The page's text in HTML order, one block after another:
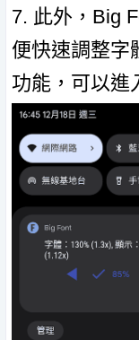
7. 此外，Big
便快速調整字
功能，可以進